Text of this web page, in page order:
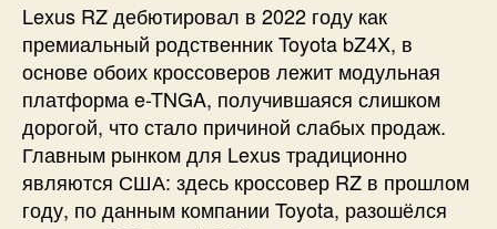
Lexus RZ дебютировал в 2022 году как
премиальный родственник Toyota bZ4X, в
основе обоих кроссоверов лежит модульная
платформа e-TNGA, получившаяся слишком
дорогой, что стало причиной слабых продаж.
Главным рынком для Lexus традиционно
являются США: здесь кроссовер RZ в прошлом
году, по данным компании Toyota, разошёлся